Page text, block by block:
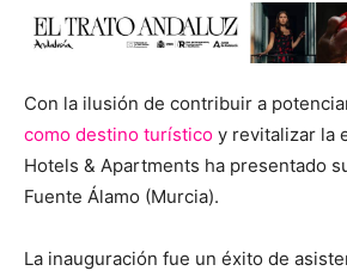
Con la ilusión de contribuir a
como destino turístico y revitalizar la
Hotels & Apartments ha presentado
Fuente Álamo (Murcia).
La inauguración fue un éxito de